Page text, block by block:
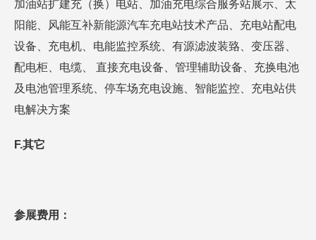
加油站扩建充（换）电站、加油充电综合服务站展示、太
阳能、风能互补新能源汽车充电站技术产品、充电站配电
设备、充电机、电能监控系统、有源滤波装臵、变压器、
配电柜、电缆、 直接充电设备、管理辅助设备、充换电池
及电池管理系统、停车场充电设施、智能监控、充电站供
电解决方案
F.其它
参展费用：